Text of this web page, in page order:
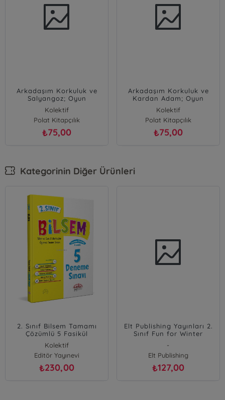
Arkadaşım Korkuluk ve
Salyangoz; Oyun
Arkadaşlarımız
Kolektif
Polat Kitapçılık
₺75,00
Arkadaşım Korkuluk ve
Kardan Adam; Oyun
Arkadaşlarımız
Kolektif
Polat Kitapçılık
₺75,00
Kategorinin Diğer Ürünleri
2. Sınıf Bilsem Tamamı
Çözümlü 5 Fasikül
Deneme Sınavı
Kolektif
Editör Yayınevi
₺230,00
Elt Publishing Yayınları 2.
Sınıf Fun for Winter
Publishing
-
Elt Publishing
₺127,00